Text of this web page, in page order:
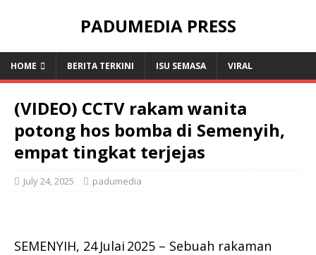
PADUMEDIA PRESS
HOME BERITA TERKINI ISU SEMASA VIRAL
(VIDEO) CCTV rakam wanita
potong hos bomba di Semenyih,
empat tingkat terjejas
July 24, 2025 padumedia
SEMENYIH, 24 Julai 2025 – Sebuah rakaman